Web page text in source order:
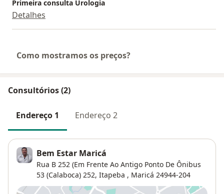
Primeira consulta Urologia
Detalhes
Como mostramos os preços?
Consultórios (2)
Endereço 1 Endereço 2
Bem Estar Maricá
Rua B 252 (Em Frente Ao Antigo Ponto De Ônibus
53 (Calaboca) 252, Itapeba , Maricá 24944-204